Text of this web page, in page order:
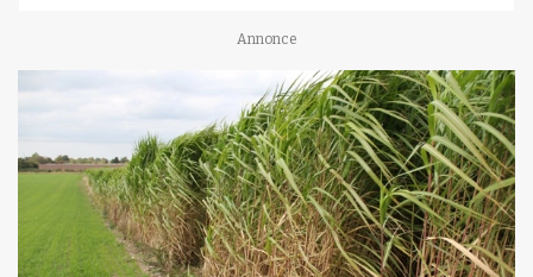
Annonce